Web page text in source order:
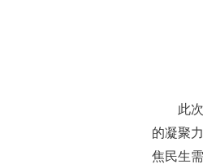
此
的凝聚
焦民生